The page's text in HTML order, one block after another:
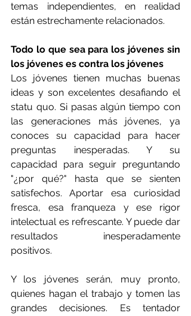
temas independientes, en realidad
están estrechamente relacionados.
Todo lo que sea para los jóvenes sin
los jóvenes es contra los jóvenes
Los jóvenes tienen muchas buenas
ideas y son excelentes desafiando el
statu quo. Si pasas algún tiempo con
las generaciones más jóvenes, ya
conoces su capacidad para hacer
preguntas inesperadas. Y su
capacidad para seguir preguntando
"¿por qué?" hasta que se sienten
satisfechos. Aportar esa curiosidad
fresca, esa franqueza y ese rigor
intelectual es refrescante. Y puede dar
resultados inesperadamente
positivos.
Y los jóvenes serán, muy pronto,
quienes hagan el trabajo y tomen las
grandes decisiones. Es tentador